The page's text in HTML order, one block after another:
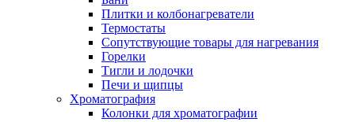
Плитки и колбонагреватели
Термостаты
Сопутствующие товары для нагревания
Горелки
Тигли и лодочки
Печи и щипцы
Хроматография
Колонки для хроматографии